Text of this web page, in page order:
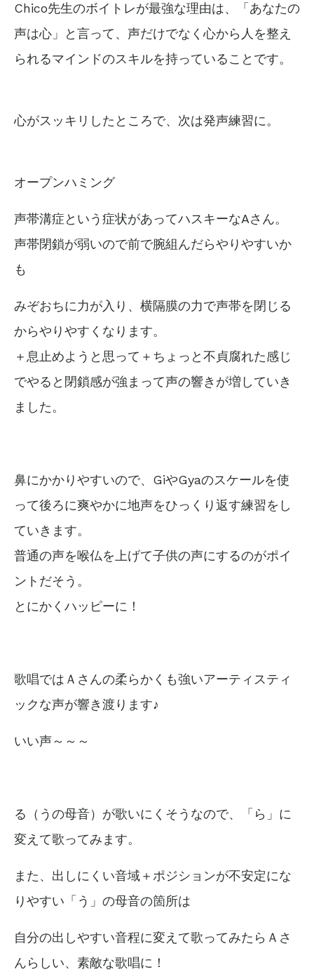
Chico先生のボイトレが最強な理由は、「あなたの
声は心」と言って、声だけでなく心から人を整え
られるマインドのスキルを持っていることです。
心がスッキリしたところで、次は発声練習に。
オープンハミング
声帯溝症という症状があってハスキーなAさん。
声帯閉鎖が弱いので前で腕組んだらやりやすいか
も
みぞおちに力が入り、横隔膜の力で声帯を閉じる
からやりやすくなります。
＋息止めようと思って＋ちょっと不貞腐れた感じ
でやると 閉鎖感が強まって声の響きが増していき
ました。
鼻にかかりやすいので、GiやGyaのスケールを使
って後ろに爽やかに地声をひっくり返す練習をし
ていきます。
普通の声を喉仏を上げて子供の声にするのがポイ
ントだそう。
とにかくハッピーに！
歌唱ではＡさんの柔らかくも強いアーティスティ
ックな声が響き渡ります♪
いい声～～～
る（うの母音）が歌いにくそうなので、「ら」に
変えて歌ってみます。
また、出しにくい音域＋ポジションが不安定にな
りやすい「う」の母音の箇所は
自分の出しやすい音程に変えて歌ってみたらＡさ
んらしい、素敵な歌唱に！